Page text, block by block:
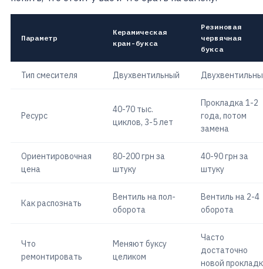
Параметр
Керамическая
кран-букса
Резиновая
червячная
букса
Тип смесителя Двухвентильный
Ресурс
40-70 тыс.
циклов, 3-5 лет
Прокладка 1-2
года, потом
замена
Ориентировочная
цена
80-200 грн за
штуку
40-90 грн за
штуку
Как распознать
Вентиль на пол-
оборота
Вентиль на 2-4
оборота
Что
ремонтировать
Меняют буксу
целиком
Часто
достаточно
новой